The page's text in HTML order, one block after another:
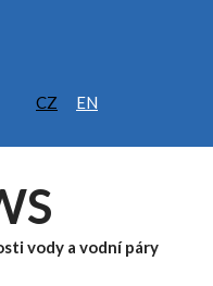
CZ EN
vody a vodní páry